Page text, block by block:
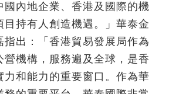
國內地企業、香港及國際的機
目持有人創造機遇。」華泰金
指出：「香港貿易發展局作為
營機構，服務遍及全球，是香
力和能力的重要窗口。作為華